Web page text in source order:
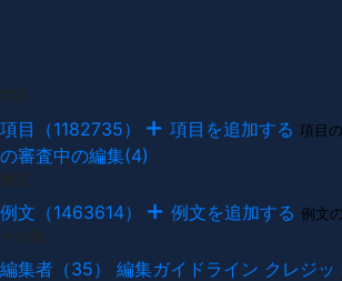
項目（1182735） 項目を追加する 項目
の審査中の編集(4)
例文（1463614） 例文を追加する 例文
編集者（35） 編集ガイドライン クレジッ